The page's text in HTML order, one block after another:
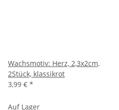
Wachsmotiv: Herz, 2,3x2cm,
2Stück, klassikrot
3,99 € *
Auf Lager